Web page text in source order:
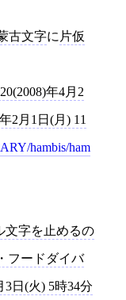
古文字に 片仮
年4月2
2月1日(月) 11
hambis/ham
字を止めるの
フードダイバ
3日(火) 5時34分